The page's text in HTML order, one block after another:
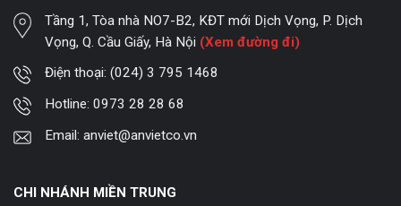
Tầng 1, Tòa nhà NO7-B2, KĐT mới Dịch Vọng, P. Dịch
Vọng, Q. Cầu Giấy, Hà Nội (Xem đường đi)
Điện thoại:(024) 3 795 1468
Hotline:0973 28 28 68
Email:anviet@anvietco.vn
CHI NHÁNH MIỀN TRUNG